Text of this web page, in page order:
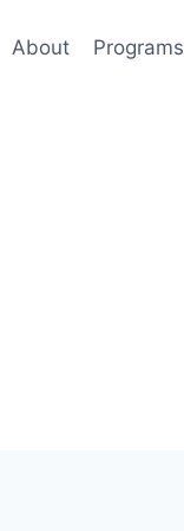
About Programs